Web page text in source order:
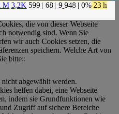
M 3,2K 599 | 68 | 9 948 | 0% 23 h
die von dieser Webseite
notwendig sind. Wenn Sie
wir auch Cookies setzen, die
speichern. Welche Art von
bitte::
abgewählt werden.
helfen dabei, eine Webseite
indem sie Grundfunktionen wie
Zugriff auf sichere Bereiche